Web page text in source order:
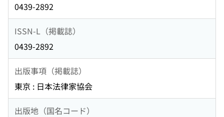
0439-2892
ISSN-L（掲載誌）
0439-2892
出版事項（掲載誌）
東京 : 日本法律家協会
出版地（国名コード）